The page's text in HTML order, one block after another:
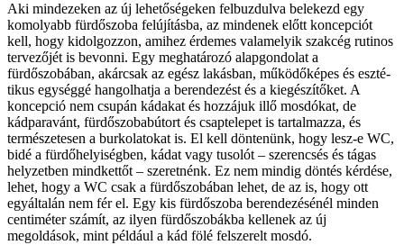
Aki mindezeken az új lehetőségeken felbuzdulva belekezd egy
komolyabb fürdőszoba felújításba, az mindenek előtt koncepciót
kell, hogy kidolgozzon, amihez érdemes valamelyik szakcég rutinos
tervezőjét is bevonni. Egy meghatározó alapgondolat a
fürdőszobában, akárcsak az egész lakásban, működőképes és eszté­
tikus egységgé hangolhatja a berendezést és a kiegészítőket. A
koncepció nem csupán kádakat és hozzájuk illő mosdókat, de
kádparavánt, fürdőszobabútort és csaptelepet is tartalmazza, és
természetesen a burkolatokat is. El kell döntenünk, hogy lesz-e WC,
bidé a fürdőhelyiségben, kádat vagy tusolót – szerencsés és tágas
helyzetben mindkettőt – szeretnénk. Ez nem mindig döntés kérdése,
lehet, hogy a WC csak a fürdőszobában lehet, de az is, hogy ott
egyáltalán nem fér el. Egy kis fürdőszoba berendezésénél minden
centiméter számít, az ilyen fürdőszobákba kellenek az új
megoldások, mint például a kád fölé felszerelt mosdó.